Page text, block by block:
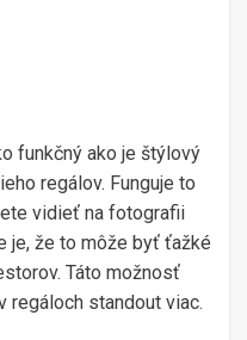
funkčný ako je štýlový
regálov. Funguje to
vidieť na fotografii
je, že to môže byť ťažké
Táto možnosť
regáloch standout viac.